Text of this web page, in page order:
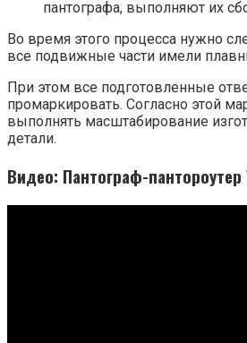
пантографа, выполняют их
Во время этого процесса нужно
все подвижные части имели
При этом все подготовленные
промаркировать. Согласно этой
выполнять масштабирование
детали.
Видео: Пантограф-